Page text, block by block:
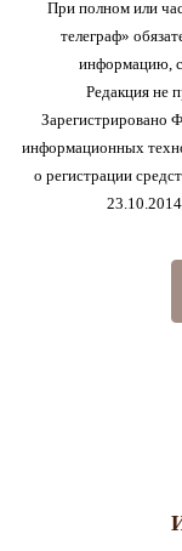
При полном или
телеграф»
информацию,
Редакция не
Зарегистрировано
информационных
о регистрации